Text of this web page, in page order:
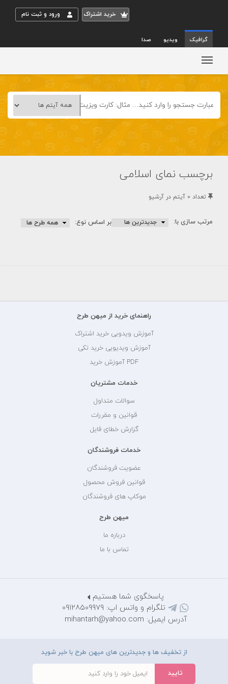
خريد اشتراک ورود و ثبت نام
گرافیک ویدیو صدا
برچسب نمای اسلامی
تعداد 0 آيتم در آرشيو
مرتب سازی با: بر اساس نوع:
راهنمای خرید از میهن طرح
آموزش ویدویی خرید اشتراک
آموزش ویدیویی خرید تکی
PDF آموزش خرید
خدمات مشتریان
سوالات متداول
قوانین و مقررات
گزارش خطای فایل
خدمات فروشندگان
عضویت فروشندگان
قوانین فروش محصول
موکاپ های فروشندگان
میهن طرح
درباره ما
تماس با ما
پاسخگوی شما هستیم
تلگرام و واتس اپ: 09128509979
آدرس ایمیل: mihantarh@yahoo.com
از تخفیف ها و جدیدترین های میهن طرح با خبر شوید